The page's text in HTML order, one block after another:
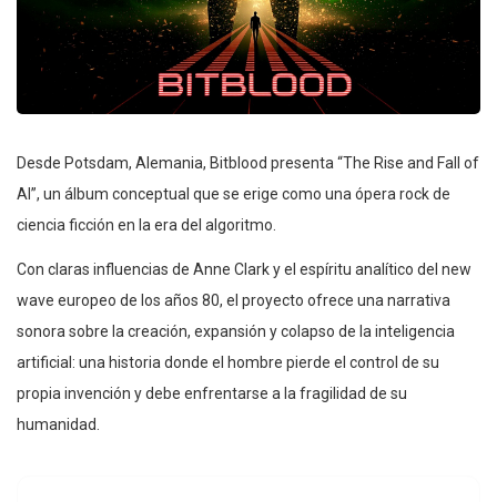
Desde Potsdam, Alemania, Bitblood presenta “The Rise and Fall of
AI”, un álbum conceptual que se erige como una ópera rock de
ciencia ficción en la era del algoritmo.
Con claras influencias de Anne Clark y el espíritu analítico del new
wave europeo de los años 80, el proyecto ofrece una narrativa
sonora sobre la creación, expansión y colapso de la inteligencia
artificial: una historia donde el hombre pierde el control de su
propia invención y debe enfrentarse a la fragilidad de su
humanidad.